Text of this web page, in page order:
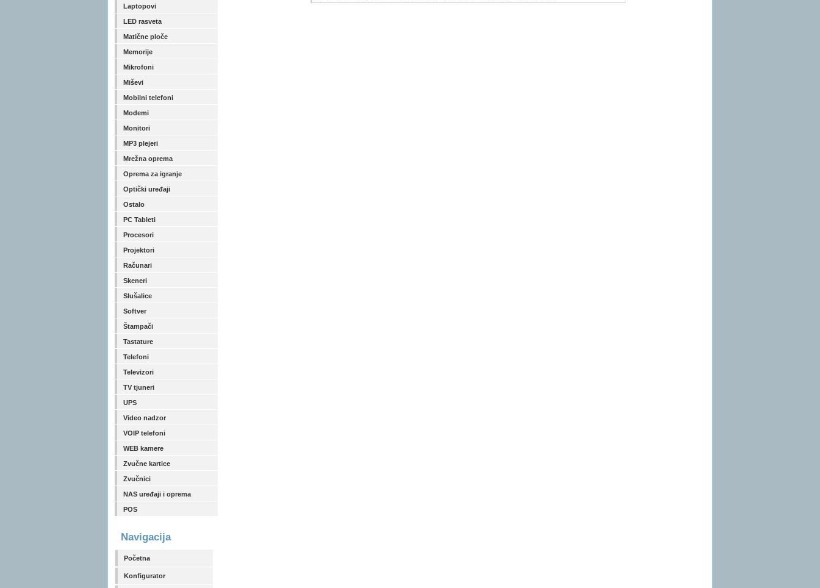
Laptopovi
LED rasveta
Matične ploče
Memorije
Mikrofoni
Miševi
Mobilni telefoni
Modemi
Monitori
MP3 plejeri
Mrežna oprema
Oprema za igranje
Optički uređaji
Ostalo
PC Tableti
Procesori
Projektori
Računari
Skeneri
Slušalice
Softver
Štampači
Tastature
Telefoni
Televizori
TV tjuneri
UPS
Video nadzor
VOIP telefoni
WEB kamere
Zvučne kartice
Zvučnici
NAS uređaji i oprema
POS
Navigacija
Početna
Konfigurator